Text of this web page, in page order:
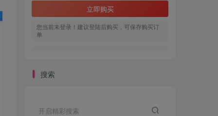
立即购买
您当前未登录！建议登陆后购买，可保存购买订
单
搜索
开启精彩搜索